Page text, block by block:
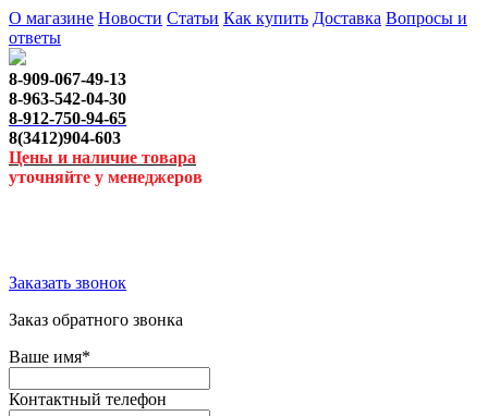
О магазине Новости Статьи Как купить Доставка Вопросы и
ответы
8-909-067-49-13
8-963-542-04-30
8-912-750-94-65
8(3412)904-603
Цены и наличие товара
уточняйте у менеджеров
Заказать звонок
Заказ обратного звонка
Ваше имя*
Контактный телефон